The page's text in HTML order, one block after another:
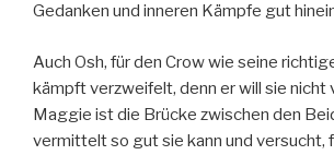
Gedanken und inneren Kämpfe gut
Auch Osh, für den Crow wie seine
kämpft verzweifelt, denn er will sie nicht
Maggie ist die Brücke zwischen den
vermittelt so gut sie kann und versucht,